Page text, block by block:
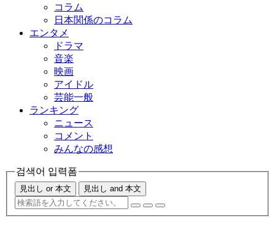
コラム
日本関係のコラム
エンタメ
ドラマ
音楽
映画
アイドル
芸能一般
ランキング
ニュース
コメント
みんなの感想
검색어 입력폼
見出し or 本文 見出し and 本文